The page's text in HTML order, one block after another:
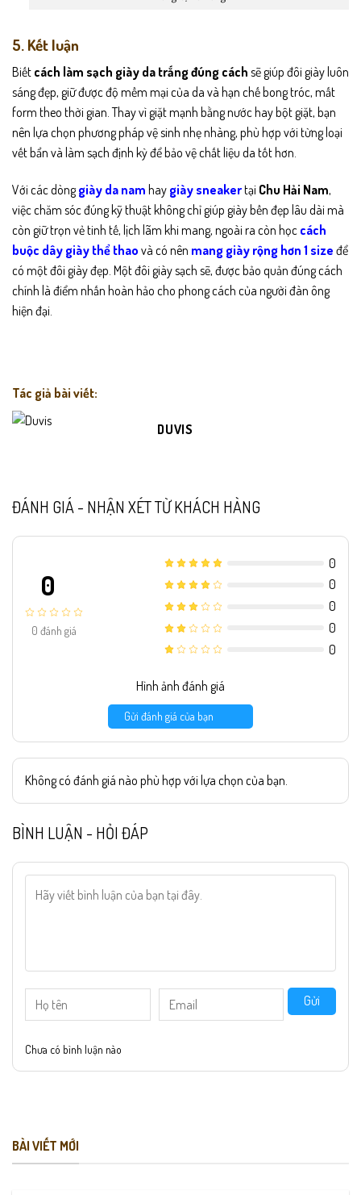
5. Kết luận
Biết cách làm sạch giày da trắng đúng cách sẽ giúp đôi giày luôn
sáng đẹp, giữ được độ mềm mại của da và hạn chế bong tróc, mất
form theo thời gian. Thay vì giặt mạnh bằng nước hay bột giặt, bạn
nên lựa chọn phương pháp vệ sinh nhẹ nhàng, phù hợp với từng loại
vết bẩn và làm sạch định kỳ để bảo vệ chất liệu da tốt hơn.
Với các dònggiày da nam hay giày sneakertại Chu Hải Nam,
việc chăm sóc đúng kỹ thuật không chỉ giúp giày bền đẹp lâu dài mà
còn giữ trọn vẻ tinh tế, lịch lãm khi mang, ngoài ra còn học cách
buộc dây giày thể thao và có nên mang giày rộng hơn 1 size để
có một đôi giày đẹp . Một đôi giày sạch sẽ, được bảo quản đúng cách
chính là điểm nhấn hoàn hảo cho phong cách của người đàn ông
hiện đại.
Tác giả bài viết:
DUVIS
ĐÁNH GIÁ - NHẬN XÉT TỪ KHÁCH HÀNG
0
0 đánh giá
0
0
0
0
0
Hình ảnh đánh giá
Gửi đánh giá của bạn
Không có đánh giá nào phù hợp với lựa chọn của bạn.
BÌNH LUẬN - HỎI ĐÁP
Gửi
Chưa có bình luận nào
BÀI VIẾT MỚI